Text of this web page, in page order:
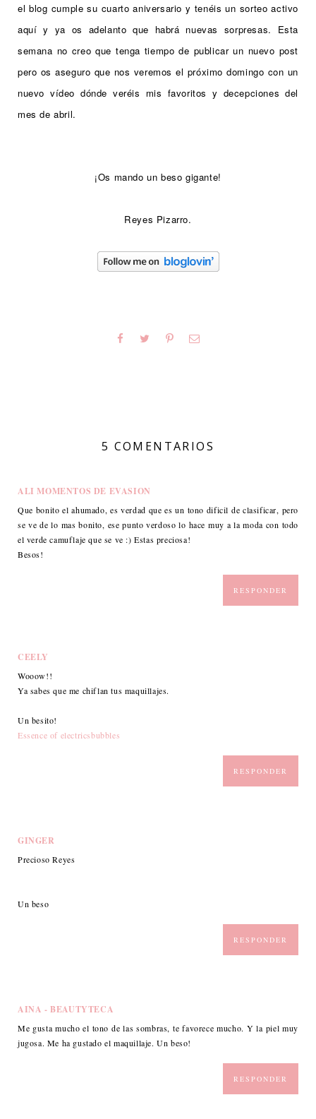
el blog cumple su cuarto aniversario y tenéis un sorteo activo
aquí y ya os adelanto que habrá nuevas sorpresas. Esta
semana no creo que tenga tiempo de publicar un nuevo post
pero os aseguro que nos veremos el próximo domingo con un
nuevo vídeo dónde veréis mis favoritos y decepciones del
mes de abril.
¡Os mando un beso gigante!
Reyes Pizarro.
5 COMENTARIOS
ALI MOMENTOS DE EVASION
Que bonito el ahumado, es verdad que es un tono dificil de clasificar, pero
se ve de lo mas bonito, ese punto verdoso lo hace muy a la moda con todo
el verde camuflaje que se ve :) Estas preciosa!
Besos!
RESPONDER
CEELY
Wooow!!
Ya sabes que me chiflan tus maquillajes.
Un besito!
Essence of electricsbubbles
RESPONDER
GINGER
Precioso Reyes
Un beso
RESPONDER
AINA - BEAUTYTECA
Me gusta mucho el tono de las sombras, te favorece mucho. Y la piel muy
jugosa. Me ha gustado el maquillaje. Un beso!
RESPONDER